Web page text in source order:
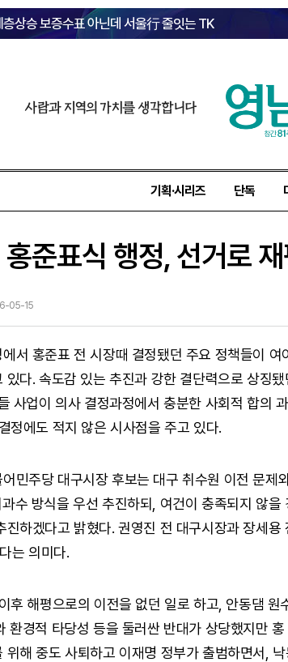
층상승 보증수표 아닌데 서울行 줄잇는 TK
사람과 지역의 가치를 생각합니다
기획·시리즈 단독
준표식 행정, 선거로
05-15
서 홍준표 전 시장때 결정됐던 주요 정책들이 여
있다. 속도감 있는 추진과 강한 결단력으로 상징
사업이 의사 결정과정에서 충분한 사회적 합의
정에도 적지 않은 시사점을 주고 있다.
민주당 대구시장 후보는 대구 취수원 이전 문제
과수 방식을 우선 추진하되, 여건이 충족되지 않
진하겠다고 밝혔다. 권영진 전 대구시장과 장세용
는 의미다.
후 해평으로의 이전을 없던 일로 하고, 안동댐 원
환경적 타당성 등을 둘러싼 반대가 상당했지만
위해 중도 사퇴하고 이재명 정부가 출범하면서,